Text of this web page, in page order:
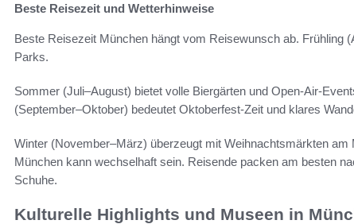
Beste Reisezeit und Wetterhinweise
Beste Reisezeit München hängt vom Reisewunsch ab. Frühling
Parks.
Sommer (Juli–August) bietet volle Biergärten und Open-Air-
(September–Oktober) bedeutet Oktoberfest-Zeit und klares
Winter (November–März) überzeugt mit Weihnachtsmärkten
München kann wechselhaft sein. Reisende packen am besten
Schuhe.
Kulturelle Highlights und Museen in